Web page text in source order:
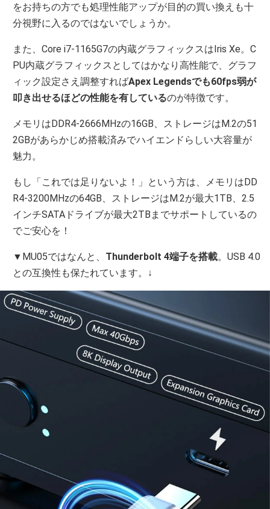
をお持ちの方でも処理性能アップが目的の買い換えも十
分視野に入るのではないでしょうか。
また、Core i7-1165G7の内蔵グラフィックスはIris Xe。C
PU内蔵グラフィックスとしてはかなり高性能で、グラフ
ィック設定さえ調整すればApex Legendsでも60fps弱が
叩き出せるほどの性能を有しているのが特徴です。
メモリはDDR4-2666MHzの16GB、ストレージはM.2の51
2GBがあらかじめ搭載済みでハイエンドらしい大容量が
魅力。
もし「これでは足りないよ！」という方は、メモリはDD
R4-3200MHzの64GB、ストレージはM.2が最大1TB、2.5
インチSATAドライブが最大2TBまでサポートしているの
でご安心を！
▼MU05ではなんと、 Thunderbolt 4端子を搭載。USB 4.0
との互換性も保たれています。↓